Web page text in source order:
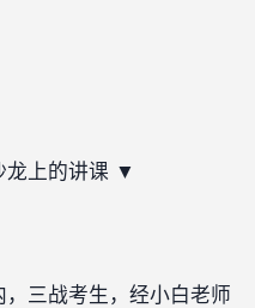
龙上的讲课 ▼
三战考生，经小白老师